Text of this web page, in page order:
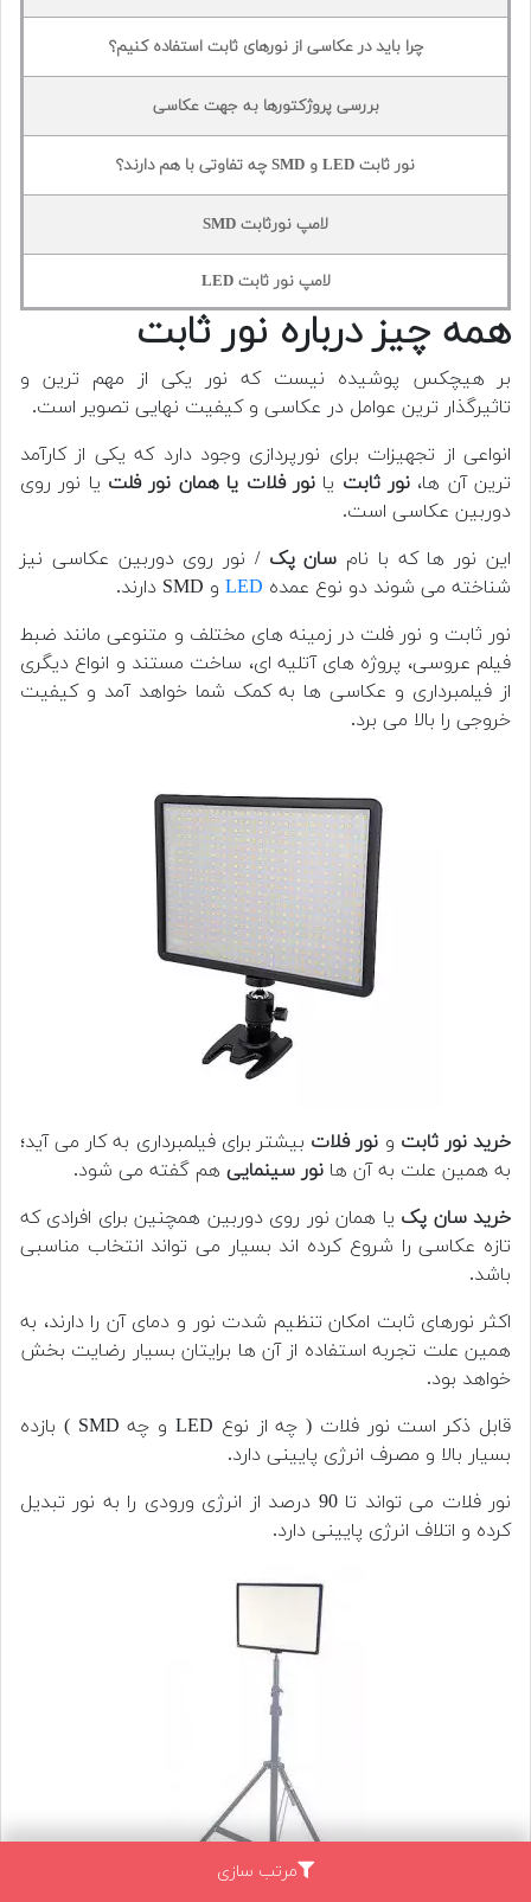
مرتب سازی
چرا باید در عکاسی از نورهای ثابت استفاده کنیم؟
بررسی پروژکتورها به جهت عکاسی
نور ثابت LED و SMD چه تفاوتی با هم دارند؟
لامپ نورثابت SMD
لامپ نور ثابت LED
همه چیز درباره نور ثابت
بر هیچکس پوشیده نیست که نور یکی از مهم ترین و
تاثیرگذار ترین عوامل در عکاسی و کیفیت نهایی تصویر است.
انواعی از تجهیزات برای نورپردازی وجود دارد که یکی از کارآمد
ترین آن ها،نور ثابت یانور فلات یا همان نور فلت یا نور روی
دوربین عکاسی است.
این نور ها که با نام سان پک / نور روی دوربین عکاسی نیز
شناخته می شوند دو نوع عمده LED و SMD دارند.
نور ثابت و نور فلت در زمینه های مختلف و متنوعی مانند ضبط
فیلم عروسی، پروژه های آتلیه ای، ساخت مستند و انواع دیگری
از فیلمبرداری و عکاسی ها به کمک شما خواهد آمد و کیفیت
خروجی را بالا می برد.
خرید نور ثابت و نور فلات بیشتر برای فیلمبرداری به کار می آید؛
به همین علت به آن ها نور سینمایی هم گفته می شود.
خرید سان پک یا همان نور روی دوربین همچنین برای افرادی که
تازه عکاسی را شروع کرده اند بسیار می تواند انتخاب مناسبی
باشد.
اکثر نورهای ثابت امکان تنظیم شدت نور و دمای آن را دارند، به
همین علت تجربه استفاده از آن ها برایتان بسیار رضایت بخش
خواهد بود.
قابل ذکر است نور فلات ( چه از نوع LED و چه SMD ) بازده
بسیار بالا و مصرف انرژی پایینی دارد.
نور فلات می تواند تا 90 درصد از انرژی ورودی را به نور تبدیل
کرده و اتلاف انرژی پایینی دارد.